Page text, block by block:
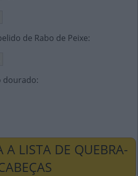
de Rabo de Peixe:
dourado:
A LISTA DE QUEBRA-